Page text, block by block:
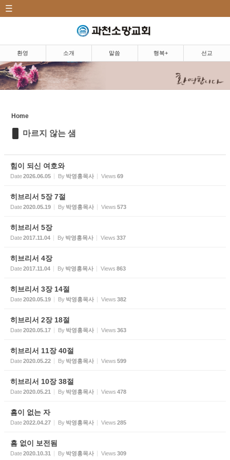
환영 소개 말씀 행복+ 선교
Home
마르지 않는 샘
힘이 되신 여호와
Date2026.06.05 By 박영홍목사 Views 69
히브리서 5장 7절
Date2020.05.19 By 박영홍목사 Views 573
히브리서 5장
Date2017.11.04 By 박영홍목사 Views 337
히브리서 4장
Date2017.11.04 By 박영홍목사 Views 863
히브리서 3장 14절
Date2020.05.19 By 박영홍목사 Views 382
히브리서 2장 18절
Date2020.05.17 By 박영홍목사 Views 363
히브리서 11장 40절
Date2020.05.22 By 박영홍목사 Views 599
히브리서 10장 38절
Date2020.05.21 By 박영홍목사 Views 478
흠이 없는 자
Date2022.04.27 By 박영홍목사 Views 285
흠 없이 보전됨
Date2020.10.31 By 박영홍목사 Views 309
소개|Introduction
말씀|Message
5분 설교
마르지 않는 샘
찬양
행복+|Community
선교|Mission
table
Sketchbook5, 스케치북5
Sketchbook5, 스케치북5